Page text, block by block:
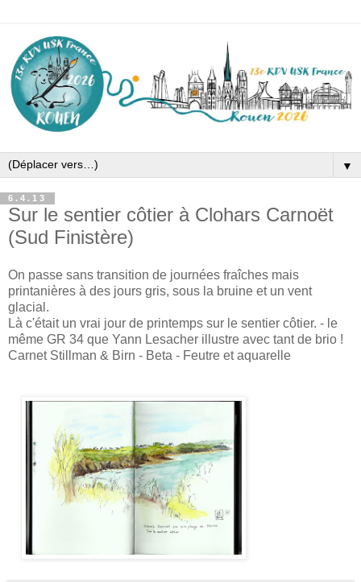
▼
6.4.13
Sur le sentier côtier à Clohars Carnoët
(Sud Finistère)
On passe sans transition de journées fraîches mais
printanières à des jours gris, sous la bruine et un vent
glacial.
Là c'était un vrai jour de printemps sur le sentier côtier. - le
même GR 34 que Yann Lesacher illustre avec tant de brio !
Carnet Stillman & Birn - Beta - Feutre et aquarelle